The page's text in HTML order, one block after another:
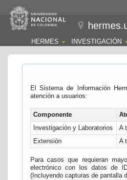
HERMES INVESTIGACIÓN
El Sistema de Información
atención a usuarios:
Componente
Investigación y Laboratorios
A
Extensión
A
Para casos que requieran
electrónico con los datos de
(Incluyendo capturas de pantalla